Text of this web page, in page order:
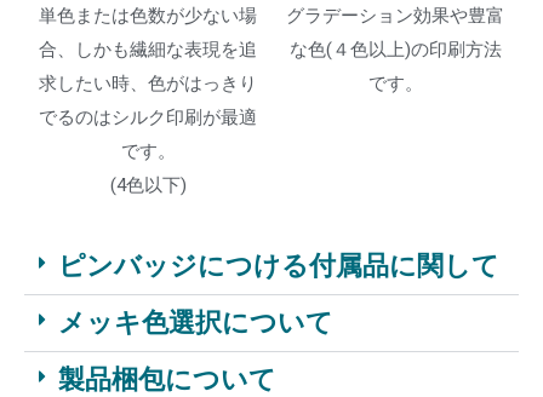
単色または色数が少ない場
合、しかも繊細な表現を追
求したい時、色がはっきり
でるのはシルク印刷が最適
です。
(4色以下)
グラデーション効果や豊富
な色(４色以上)の印刷方法
です。
ピンバッジにつける付属品に関して
メッキ色選択について
製品梱包について